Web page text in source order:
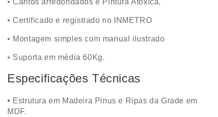
• Cantos arredondados e Pintura Atóxica.
• Certificado e registrado no INMETRO
• Montagem simples com manual ilustrado
• Suporta em média 60Kg.
Especificações Técnicas
• Estrutura em Madeira Pinus e Ripas da Grade em
MDF.